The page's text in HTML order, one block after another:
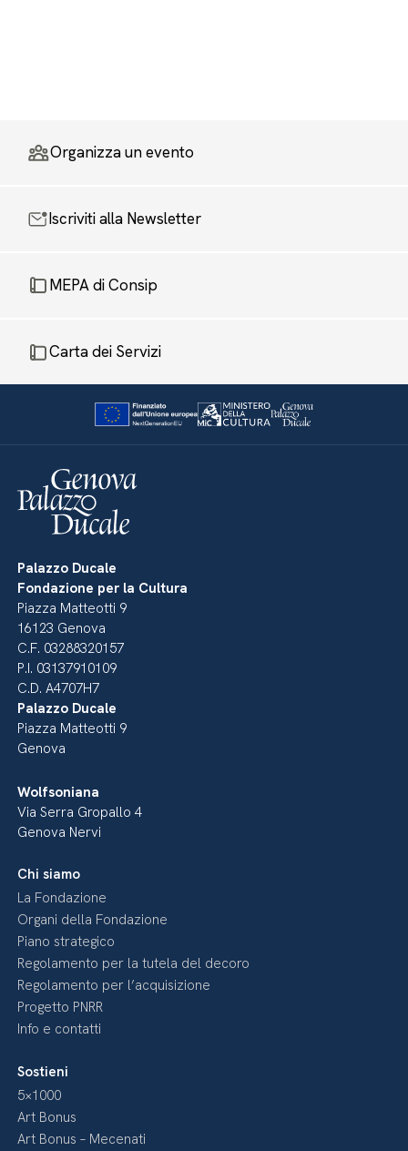
Organizza un evento
Iscriviti alla Newsletter
MEPA di Consip
Carta dei Servizi
Palazzo Ducale
Fondazione per la Cultura
Piazza Matteotti 9
16123 Genova
C.F. 03288320157
P.I. 03137910109
C.D. A4707H7
Palazzo Ducale
Piazza Matteotti 9
Genova
Wolfsoniana
Via Serra Gropallo 4
Genova Nervi
Chi siamo
La Fondazione
Organi della Fondazione
Piano strategico
Regolamento per la tutela del decoro
Regolamento per l’acquisizione
Progetto PNRR
Info e contatti
Sostieni
5×1000
Art Bonus
Art Bonus – Mecenati